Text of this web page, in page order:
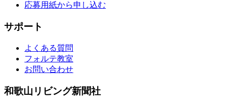
応募用紙から申し込む
サポート
よくある質問
フォルテ教室
お問い合わせ
和歌山リビング新聞社